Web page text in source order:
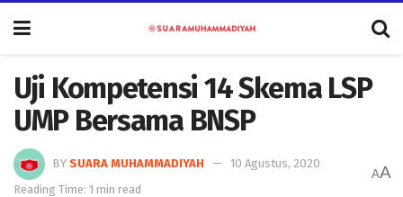
Uji Kompetensi 14 Skema LSP
UMP Bersama BNSP
BY SUARA MUHAMMADIYAH
10 Agustus, 2020
Reading Time: 1 min read
AA